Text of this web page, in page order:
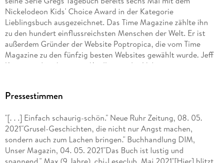
Nickelodeon Kids' Choice Award in der Kategorie
Lieblingsbuch ausgezeichnet. Das Time Magazine zählte ihn
zu den hundert einflussreichsten Menschen der Welt. Er ist
außerdem Gründer der Website Poptropica, die vom Time
Magazine zu den fünfzig besten Websites gewählt wurde. Jeff
Kinney verbrachte seine Kindheit in der Nähe von
Massachusetts, wo sie die Buchhandlung An Unlikely Story
Pressestimmen
"[. . .] Einfach schaurig-schön." Neue Ruhr Zeitung, 08. 05.
2021"Grusel-Geschichten, die nicht nur Angst machen,
sondern auch zum Lachen bringen." Buchhandlung DIM,
Unser Magazin, 04. 05. 2021"Das Buch ist lustig und